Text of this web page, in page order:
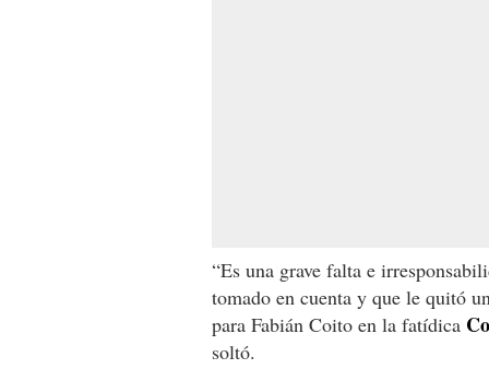
“Es una grave falta e
tomado en cuenta y que le quitó
para Fabián Coito en la fatídica
soltó.